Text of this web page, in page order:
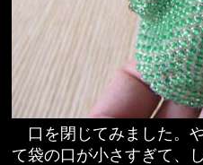
口を閉じてみました。
て袋の口が小さすぎて、